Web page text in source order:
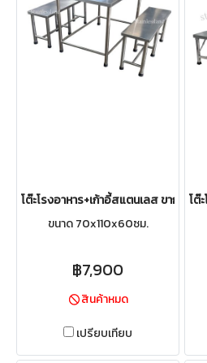
โต๊ะโรงอาหาร+เก้าอี้สแตนเลส ขากลม
ขนาด 70x110x60ซม.
฿7,900
สินค้าหมด
เปรียบเทียบ
โต๊